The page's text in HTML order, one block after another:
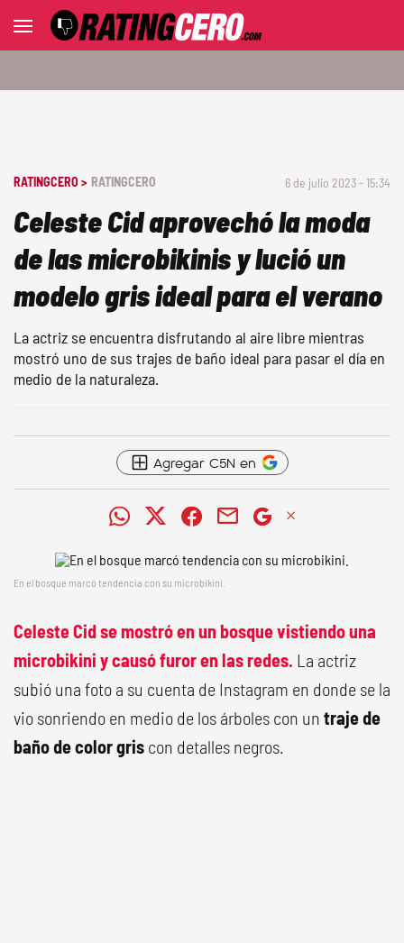
RATINGCERO > RATINGCERO 6 de julio 2023 - 15:34
Celeste Cid aprovechó la moda
de las microbikinis y lució un
modelo gris ideal para el verano
La actriz se encuentra disfrutando al aire libre mientras
mostró uno de sus trajes de baño ideal para pasar el día en
medio de la naturaleza.
Agregar C5N en
En el bosque marcó tendencia con su microbikini.
Celeste Cid se mostró en un bosque vistiendo una
microbikini y causó furor en las redes. La actriz
subió una foto a su cuenta de Instagram en donde se la
vio sonriendo en medio de los árboles con un traje de
baño de color gris con detalles negros.